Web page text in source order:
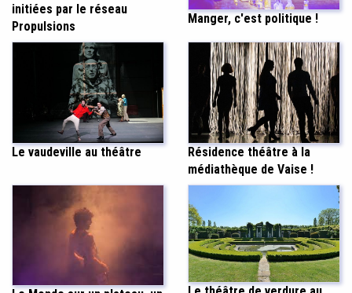
initiées par le réseau
Propulsions
Manger, c'est politique !
Le vaudeville au théâtre
Résidence théâtre à la
médiathèque de Vaise !